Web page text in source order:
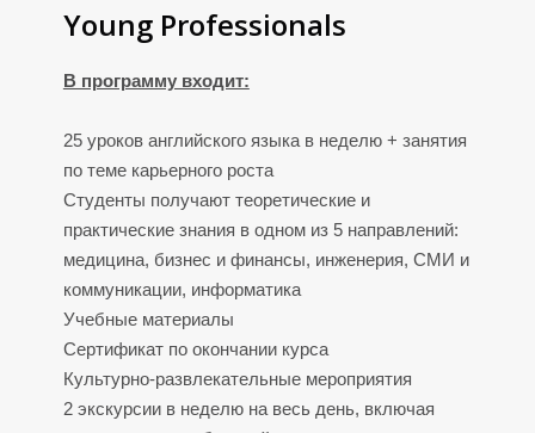
Р
Young Professionals
В программу входит:
25 уроков английского языка в неделю + занятия
по теме карьерного роста
Студенты получают теоретические и
практические знания в одном из 5 направлений:
медицина, бизнес и финансы, инженерия, СМИ и
коммуникации, информатика
Учебные материалы
Сертификат по окончании курса
Культурно-развлекательные мероприятия
2 экскурсии в неделю на весь день, включая
Р